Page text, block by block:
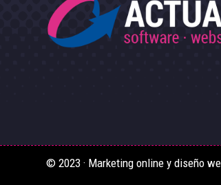
© 2023 · Marketing online y diseño